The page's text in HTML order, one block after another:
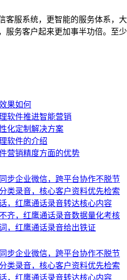
服系统，更智能的服务体系，大
服务客户起来更加事半功倍。至少
果如何
软件推进智能营销
化定制解决方案
软件的介绍
营销精度方面的优势
步企业微信，跨平台协作不脱节
类录音，核心客户资料优先检索
，红鹰通话录音转达核心内容
齐，红鹰通话录音数据量化考核
，红鹰通话录音给出铁证
步企业微信，跨平台协作不脱节
类录音，核心客户资料优先检索
，红鹰通话录音转达核心内容